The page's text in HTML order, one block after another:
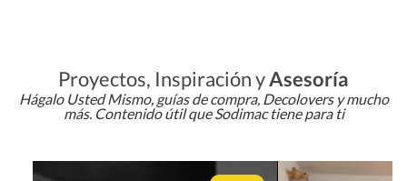
Proyectos, Inspiración yAsesoría
Hágalo Usted Mismo, guías de compra, Decolovers y mucho
más. Contenido útil que Sodimac tiene para ti